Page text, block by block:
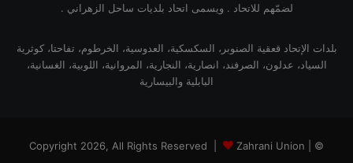
لضمّهم للاتحاد . ويسمى اتحاد بلديات ساحل الزهراني .
بلدات الإتحاد قعقية الصنوبر، السكسكية، العدوسية، الخرطوم، تفاحتا، كوثرية
السياد، عدلون، الصرفند، انصارية، النجارية، المروانية، اللوبية، الغسانية،
البابلية والبيسارية
© Copyright 2026, All Rights Reserved |
Zahrani Union |